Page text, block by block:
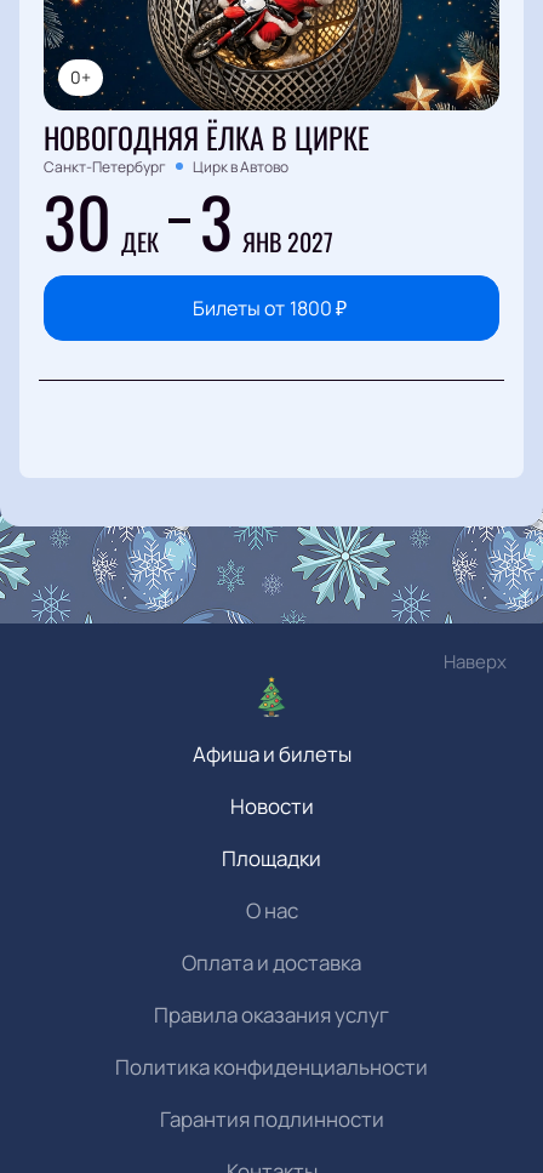
0+
НОВОГОДНЯЯ ЁЛКА В ЦИРКЕ
Санкт-Петербург Цирк в Автово
30 ДЕК 3 ЯНВ 2027
Билеты от 1800₽
Наверх
Афиша и билеты
Новости
Площадки
О нас
Оплата и доставка
Правила оказания услуг
Политика конфиденциальности
Гарантия подлинности